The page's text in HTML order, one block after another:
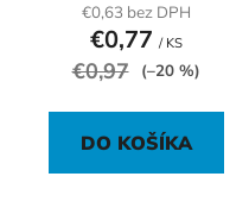
€0,63 bez DPH
€0,77 / KS
€0,97 (–20 %)
DO KOŠÍKA